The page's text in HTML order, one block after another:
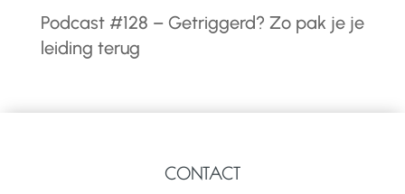
Podcast #128 – Getriggerd? Zo pak je je
leiding terug
CONTACT